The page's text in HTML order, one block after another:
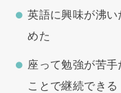
英語に興味が沸
めた
座って勉強が苦
ことで継続できる